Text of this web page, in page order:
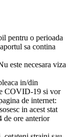
pentru o perioada
sa contina
este necesara viza
in/din
COVID-19 si vor
de internet:
in acest stat
de ore anterior